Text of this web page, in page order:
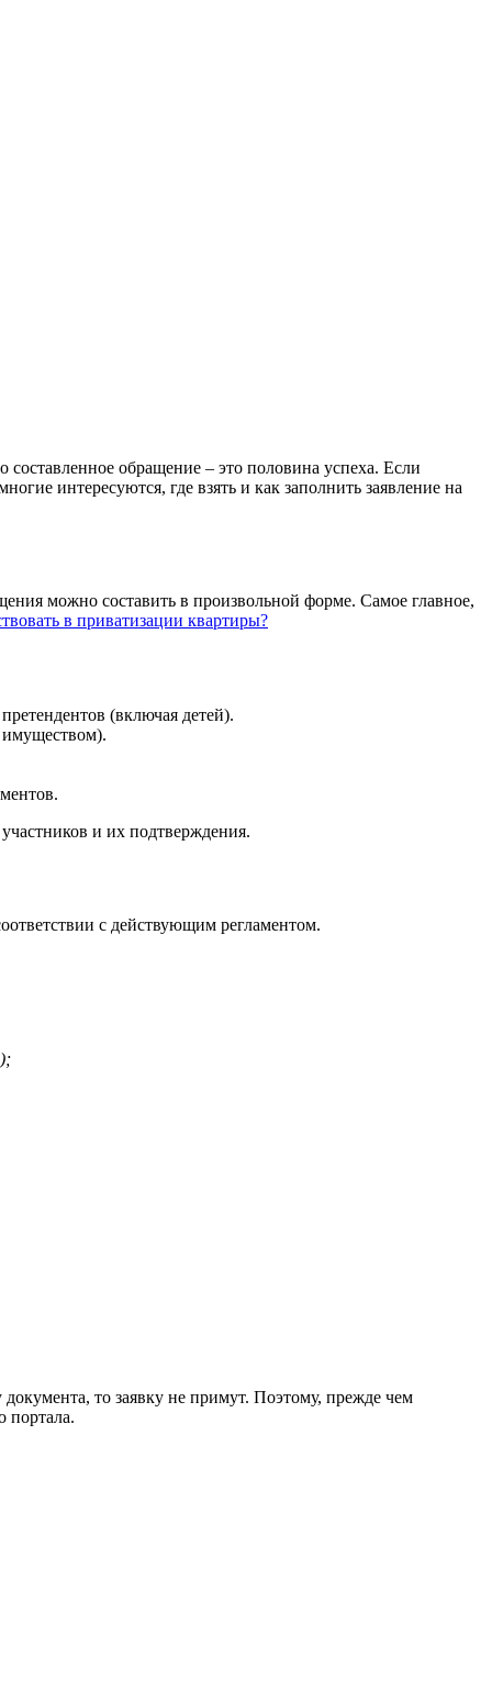
обращение – это половина успеха. Если
интересуются, где взять и как заполнить заявление на
можно составить в произвольной форме. Самое главное,
в приватизации квартиры?
(включая детей).
и их подтверждения.
с действующим регламентом.
то заявку не примут. Поэтому, прежде чем
портала.